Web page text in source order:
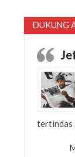
DUKUNG
tertindas